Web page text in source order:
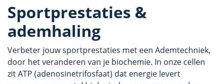
Sportprestaties &
ademhaling
Verbeter jouw sportprestaties met een Ademtechniek,
door het veranderen van je biochemie. In onze cellen
zit ATP (adenosinetrifosfaat) dat energie levert